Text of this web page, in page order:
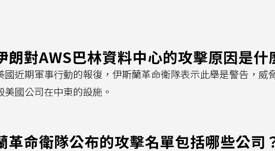
朗對AWS巴林資料中心的攻擊原因是什
國近期軍事行動的報復，伊斯蘭革命衛隊表示此舉是警告，威
國公司在中東的設施。
革命衛隊公布的攻擊名單包括哪些公司